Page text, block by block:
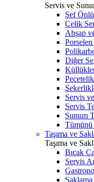
Servis ve
Şef
Çelik
Ahşap
Diğer
Servis
Servis
Sunum
Taşıma ve
Taşıma ve
Bıçak
Servis